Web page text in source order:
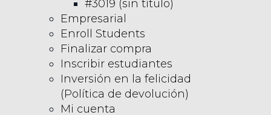
#3019 (sin título)
Empresarial
Enroll Students
Finalizar compra
Inscribir estudiantes
Inversión en la felicidad
(Política de devolución)
Mi cuenta